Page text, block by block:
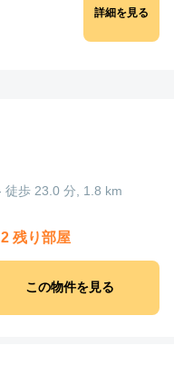
詳細を見る
徒歩 23.0 分, 1.8 km
2 残り部屋
この物件を見る